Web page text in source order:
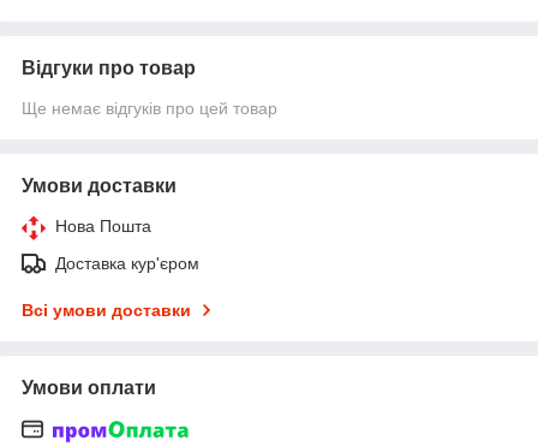
Відгуки про товар
Ще немає відгуків про цей товар
Умови доставки
Нова Пошта
Доставка кур'єром
Всі умови доставки
Умови оплати